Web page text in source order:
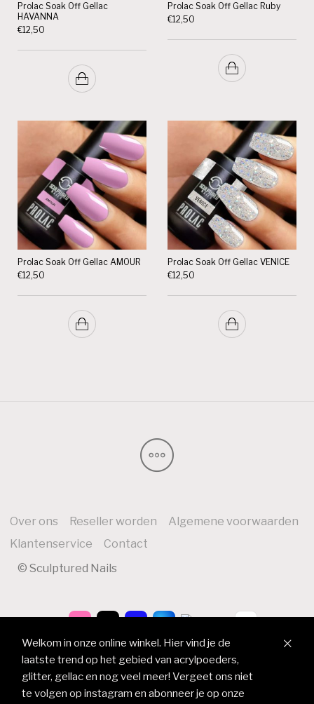
Prolac Soak Off Gellac
HAVANNA
€12,50
Prolac Soak Off Gellac Ruby
€12,50
Prolac Soak Off Gellac AMOUR
€12,50
Prolac Soak Off Gellac VENICE
€12,50
Over ons Reseller worden
Algemene voorwaarden
Klantenservice
Contact
© Sculptured Nails
Welkom in onze online winkel. Hier vind je de
laatste trend op het gebied van acrylpoeders,
glitter, gellac en nog veel meer! Vergeet ons niet
te volgen op instagram en abonneer je op onze